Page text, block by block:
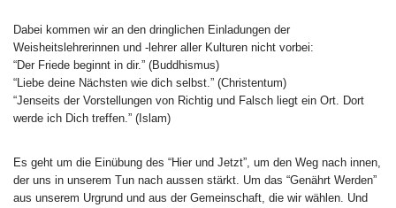
Dabei kommen wir an den dringlichen Einladungen der
Weisheitslehrerinnen und -lehrer aller Kulturen nicht vorbei:
“Der Friede beginnt in dir.” (Buddhismus)
“Liebe deine Nächsten wie dich selbst.” (Christentum)
“Jenseits der Vorstellungen von Richtig und Falsch liegt ein Ort. Dort
werde ich Dich treffen.” (Islam)
Es geht um die Einübung des “Hier und Jetzt”, um den Weg nach innen,
der uns in unserem Tun nach aussen stärkt. Um das “Genährt Werden”
aus unserem Urgrund und aus der Gemeinschaft, die wir wählen. Und